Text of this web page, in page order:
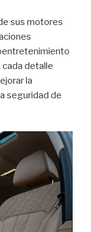
sus motores
cada detalle
la
seguridad de